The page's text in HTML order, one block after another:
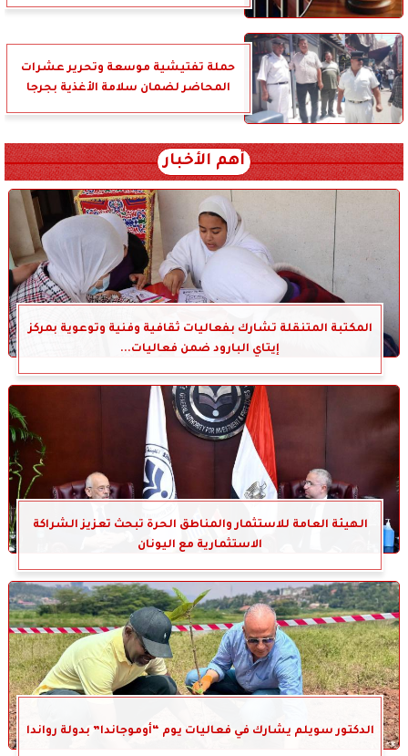
حملة تفتيشية موسعة وتحرير عشرات
المحاضر لضمان سلامة الأغذية بجرجا
أهم الأخبار
المكتبة المتنقلة تشارك بفعاليات ثقافية وفنية وتوعوية بمركز
إيتاي البارود ضمن فعاليات...
الهيئة العامة للاستثمار والمناطق الحرة تبحث تعزيز الشراكة
الاستثمارية مع اليونان
الدكتور سويلم يشارك في فعاليات يوم “أوموجاندا” بدولة رواندا